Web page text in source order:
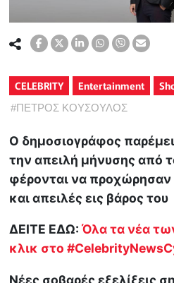
CELEBRITY Entertainment
#ΠΕΤΡΟΣ ΚΟΥΣΟΥΛΟΣ
Ο δημοσιογράφος
την απειλή μήνυσης από
φέρονται να
και απειλές εις βάρος του
ΔΕΙΤΕ ΕΔΩ:Όλα τα νέα
κλικ στο
Νέες σοβαρές εξελίξεις